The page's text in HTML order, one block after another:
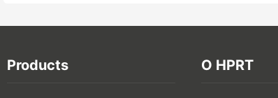
Products O HPRT